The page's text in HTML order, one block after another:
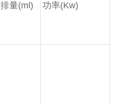
排量(ml) 功率(Kw)